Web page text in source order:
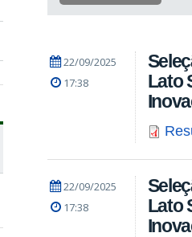
22/09/2025
17:38
Lato
22/09/2025
17:38
Lato